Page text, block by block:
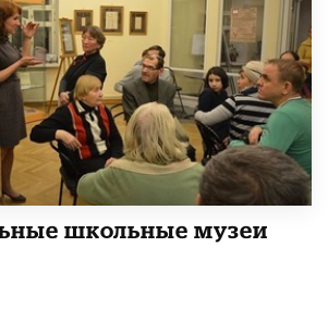
школьные музеи